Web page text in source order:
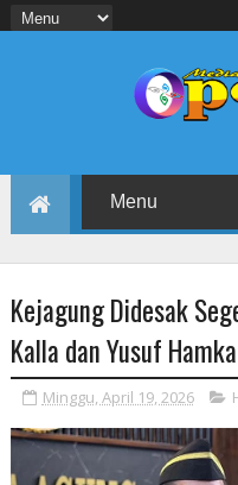
Kejagung Didesak
Kalla dan Yusuf
Minggu, April 19, 2026